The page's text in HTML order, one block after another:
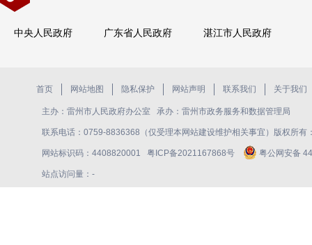
中央人民政府 广东省人民政府 湛江市人民政府
首页 网站地图 隐私保护 网站声明 联系我们 关于我们
主办：雷州市人民政府办公室 承办：雷州市政务服务和数据管理局
联系电话：0759-8836368（仅受理本网站建设维护相关事宜）版权所有
网站标识码：4408820001 粤ICP备2021167868号 粤公网安备
站点访问量： -